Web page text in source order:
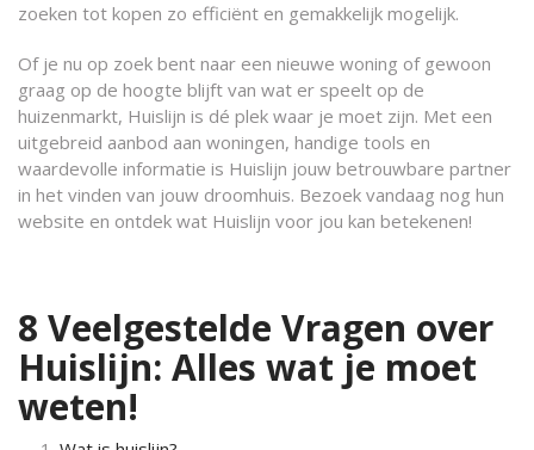
zoeken tot kopen zo efficiënt en gemakkelijk mogelijk.
Of je nu op zoek bent naar een nieuwe woning of gewoon
graag op de hoogte blijft van wat er speelt op de
huizenmarkt, Huislijn is dé plek waar je moet zijn. Met een
uitgebreid aanbod aan woningen, handige tools en
waardevolle informatie is Huislijn jouw betrouwbare partner
in het vinden van jouw droomhuis. Bezoek vandaag nog hun
website en ontdek wat Huislijn voor jou kan betekenen!
8 Veelgestelde Vragen over
Huislijn: Alles wat je moet
weten!